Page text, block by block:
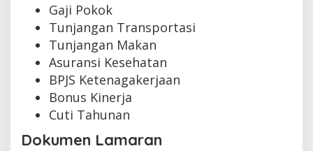
Gaji Pokok
Tunjangan Transportasi
Tunjangan Makan
Asuransi Kesehatan
BPJS Ketenagakerjaan
Bonus Kinerja
Cuti Tahunan
Dokumen Lamaran